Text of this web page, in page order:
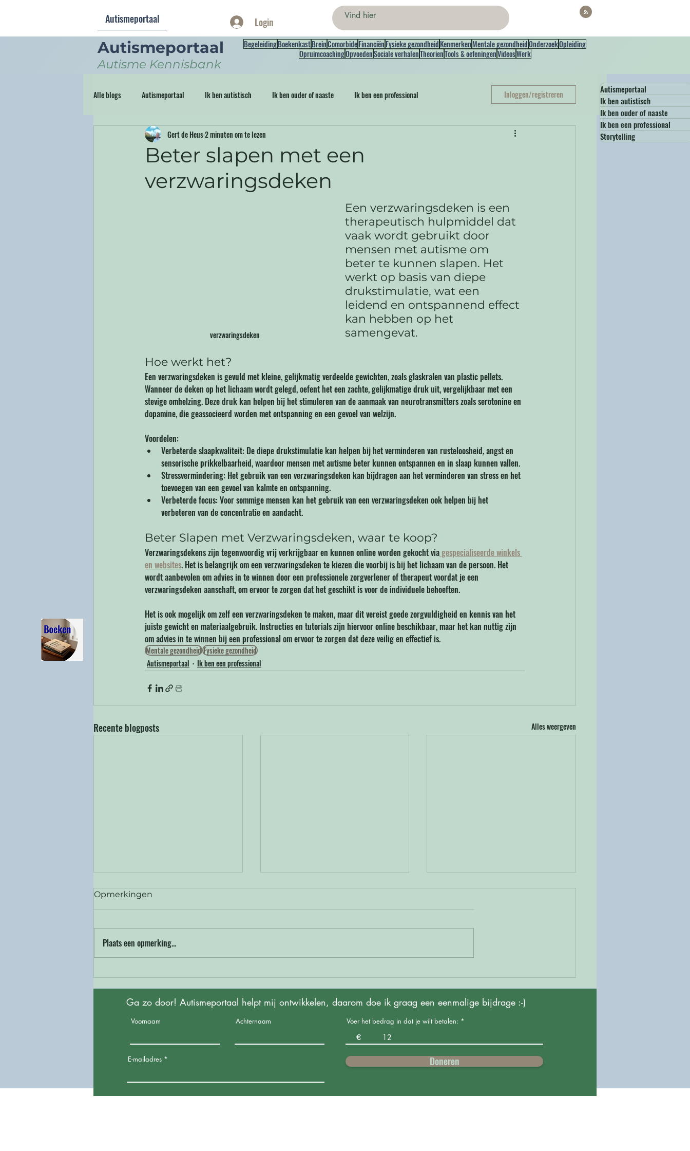
Autismeportaal Login
Autismeportaal
Autisme Kennisbank
BegeleidingBoekenkastBreinComorbideFinanciënFysieke gezondheidKenmerkenMentale gezondheidOnderzoekOpleiding
OpruimcoachingOpvoedenSociale verhalenTheorienTools & oefeningenVideosWerk
Alle blogs Autismeportaal Ik ben autistisch Ik ben ouder of naaste Ik ben een professional
Storytelling
Inloggen/registreren
Beter slapen met een
verzwaringsdeken
Gert de Heus2 minuten om te lezen
verzwaringsdeken
Een verzwaringsdeken is een
therapeutisch hulpmiddel dat
vaak wordt gebruikt door
mensen met autisme om
beter te kunnen slapen. Het
werkt op basis van diepe
drukstimulatie, wat een
leidend en ontspannend effect
kan hebben op het
samengevat.
Hoe werkt het?
Een verzwaringsdeken is gevuld met kleine, gelijkmatig verdeelde gewichten, zoals glaskralen van plastic pellets.
Wanneer de deken op het lichaam wordt gelegd, oefent het een zachte, gelijkmatige druk uit, vergelijkbaar met een
stevige omhelzing. Deze druk kan helpen bij het stimuleren van de aanmaak van neurotransmitters zoals serotonine en
dopamine, die geassocieerd worden met ontspanning en een gevoel van welzijn.
Voordelen:
Verbeterde slaapkwaliteit: De diepe drukstimulatie kan helpen bij het verminderen van rusteloosheid, angst en
sensorische prikkelbaarheid, waardoor mensen met autisme beter kunnen ontspannen en in slaap kunnen vallen.
Stressvermindering: Het gebruik van een verzwaringsdeken kan bijdragen aan het verminderen van stress en het
toevoegen van een gevoel van kalmte en ontspanning.
Verbeterde focus: Voor sommige mensen kan het gebruik van een verzwaringsdeken ook helpen bij het
verbeteren van de concentratie en aandacht.
Beter Slapen met Verzwaringsdeken, waar te koop?
Verzwaringsdekens zijn tegenwoordig vrij verkrijgbaar en kunnen online worden gekocht via gespecialiseerde winkels
en websites. Het is belangrijk om een ​​verzwaringsdeken te kiezen die voorbij is bij het lichaam van de persoon. Het
wordt aanbevolen om advies in te winnen door een professionele zorgverlener of therapeut voordat je een
verzwaringsdeken aanschaft, om ervoor te zorgen dat het geschikt is voor de individuele behoeften.
Het is ook mogelijk om zelf een verzwaringsdeken te maken, maar dit vereist goede zorgvuldigheid en kennis van het
juiste gewicht en materiaalgebruik. Instructies en tutorials zijn hiervoor online beschikbaar, maar het kan nuttig zijn
om advies in te winnen bij een professional om ervoor te zorgen dat deze veilig en effectief is.
Mentale gezondheidFysieke gezondheid
Autismeportaal
Ik ben een professional
Recente blogposts Alles weergeven
slaapproblemen: wat zegt
onderzoek?
Opmerkingen
Plaats een opmerking...
Autismeportaal
Ik ben autistisch
Ik ben ouder of naaste
Ik ben een professional
Storytelling
Ga zo door! Autismeportaal helpt mij ontwikkelen, daarom doe ik graag een eenmalige bijdrage :-)
Voornaam Achternaam
E-mailadres
Voer het bedrag in dat je wilt betalen:
€
Doneren